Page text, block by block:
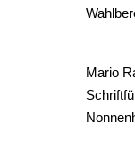
Mario